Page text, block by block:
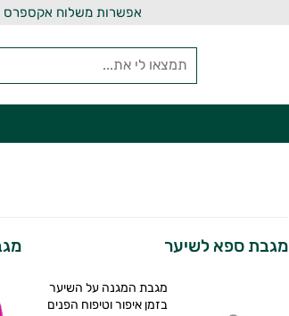
אפשרות משלוח אקספרס
מגבת ספא לשיער
מגבת המגנה על השיער
בזמן איפור וטיפוח הפנים